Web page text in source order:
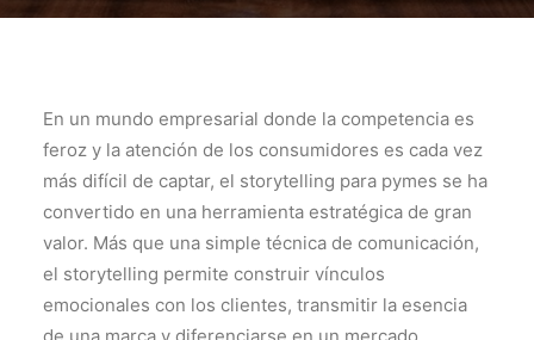
En un mundo empresarial donde la competencia es
feroz y la atención de los consumidores es cada vez
más difícil de captar, el storytelling para pymes se ha
convertido en una herramienta estratégica de gran
valor. Más que una simple técnica de comunicación,
el storytelling permite construir vínculos
emocionales con los clientes, transmitir la esencia